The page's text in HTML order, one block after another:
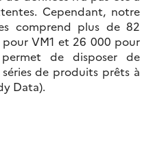
Cependant, notre
comprend plus de 82
VM1 et 26 000 pour
de disposer de
de produits prêts à
Data).